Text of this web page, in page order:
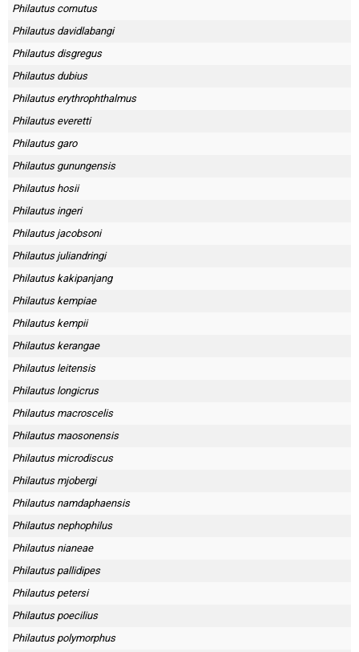
Philautus cornutus
Philautus davidlabangi
Philautus disgregus
Philautus dubius
Philautus erythrophthalmus
Philautus everetti
Philautus garo
Philautus gunungensis
Philautus hosii
Philautus ingeri
Philautus jacobsoni
Philautus juliandringi
Philautus kakipanjang
Philautus kempiae
Philautus kempii
Philautus kerangae
Philautus leitensis
Philautus longicrus
Philautus macroscelis
Philautus maosonensis
Philautus microdiscus
Philautus mjobergi
Philautus namdaphaensis
Philautus nephophilus
Philautus nianeae
Philautus pallidipes
Philautus petersi
Philautus poecilius
Philautus polymorphus